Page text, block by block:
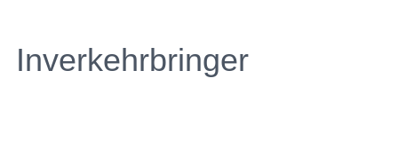
Inverkehrbringer